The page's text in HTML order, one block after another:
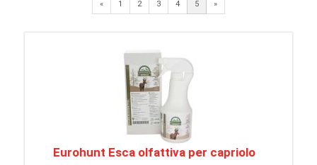
«Previous
1 2 3 4 5 »Next
Eurohunt Esca olfattiva per capriolo